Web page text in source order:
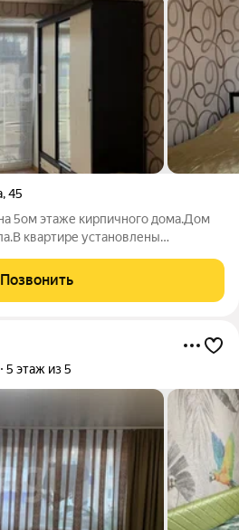
,45
5ом этаже кирпичного дома.Дом
квартире установлены
хорошо развитый, не
домофон Уфанет.В шаговой
Позвонить
5 этаж из 5